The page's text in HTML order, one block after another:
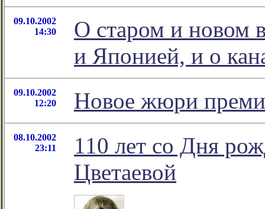
09.10.2002
14:30
О старом и новом
и Японией, и о
09.10.2002
12:20
Новое жюри
08.10.2002
23:11
110 лет со Дня
Цветаевой